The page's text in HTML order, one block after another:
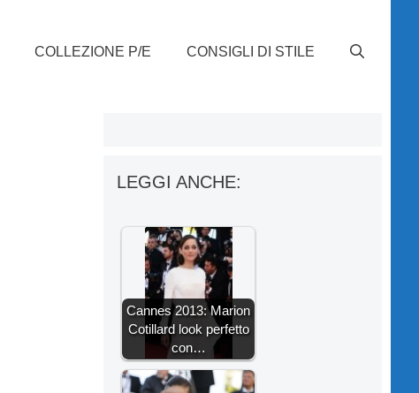
COLLEZIONE P/E CONSIGLI DI STILE
LEGGI ANCHE:
Cannes 2013: Marion
Cotillard look perfetto
con…